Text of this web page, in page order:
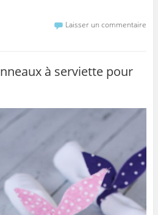
Laisser un commentaire
à serviette pour